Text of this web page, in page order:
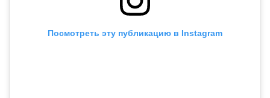
Посмотреть эту публикацию в Instagram